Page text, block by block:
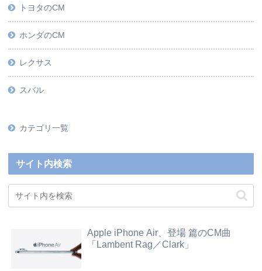
トヨタのCM
ホンダのCM
レクサス
スバル
カテゴリ一覧
サイト内検索
Apple iPhone Air、登場 篇のCM曲
「Lambent Rag／Clark」